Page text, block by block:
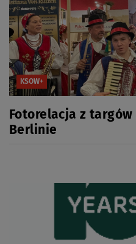
KSOW+
Fotorelacja z targów
Berlinie